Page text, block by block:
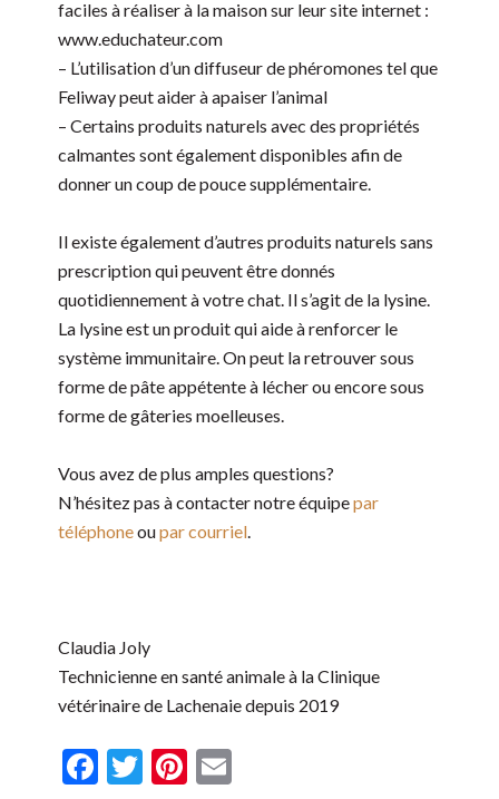
faciles à réaliser à la maison sur leur site internet :
www.educhateur.com
– L’utilisation d’un diffuseur de phéromones tel que
Feliway peut aider à apaiser l’animal
– Certains produits naturels avec des propriétés
calmantes sont également disponibles afin de
donner un coup de pouce supplémentaire.
Il existe également d’autres produits naturels sans
prescription qui peuvent être donnés
quotidiennement à votre chat. Il s’agit de la lysine.
La lysine est un produit qui aide à renforcer le
système immunitaire. On peut la retrouver sous
forme de pâte appétente à lécher ou encore sous
forme de gâteries moelleuses.
Vous avez de plus amples questions?
N’hésitez pas à contacter notre équipepar
téléphoneoupar courriel.
Claudia Joly
Technicienne en santé animale à la Clinique
vétérinaire de Lachenaie depuis 2019
Facebook
TwitterPinterest